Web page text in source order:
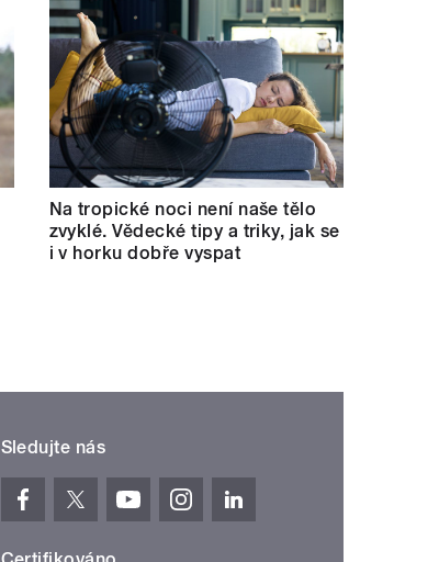
Na tropické noci není naše tělo
zvyklé. Vědecké tipy a triky, jak se
i v horku dobře vyspat
Sledujte nás